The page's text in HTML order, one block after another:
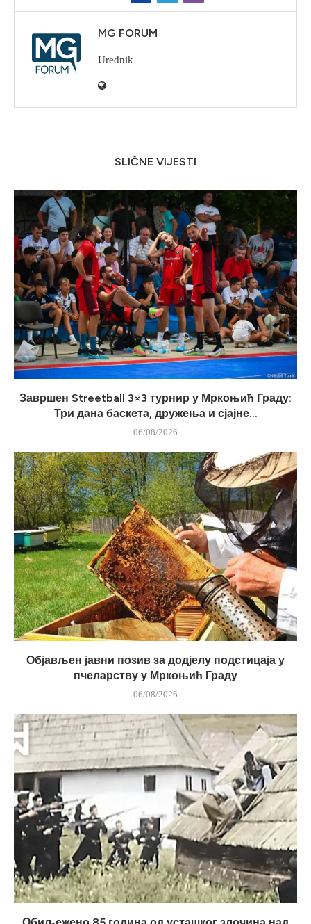
MG FORUM
Urednik
SLIČNE VIJESTI
Завршен Streetball 3×3 турнир у Мркоњић Граду:
Три дана баскета, дружења и сјајне...
06/08/2026
Објављен јавни позив за додјелу подстицаја у
пчеларству у Мркоњић Граду
06/08/2026